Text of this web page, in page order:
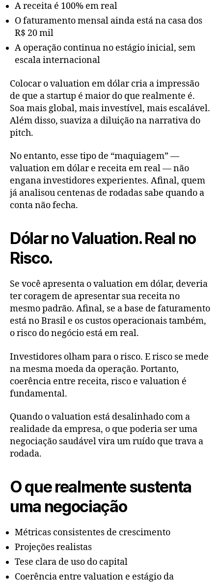
A receita é 100% em real
O faturamento mensal ainda está na casa dos
R$ 20 mil
A operação continua no estágio inicial, sem
escala internacional
Colocar o valuation em dólar cria a impressão
de que a startup é maior do que realmente é.
Soa mais global, mais investível, mais escalável.
Além disso, suaviza a diluição na narrativa do
pitch.
No entanto, esse tipo de “maquiagem” —
valuation em dólar e receita em real — não
engana investidores experientes. Afinal, quem
já analisou centenas de rodadas sabe quando a
conta não fecha.
Dólar no Valuation. Real no
Risco.
Se você apresenta o valuation em dólar, deveria
ter coragem de apresentar sua receita no
mesmo padrão. Afinal, se a base de faturamento
está no Brasil e os custos operacionais também,
o risco do negócio está em real.
Investidores olham para o risco. E risco se mede
na mesma moeda da operação. Portanto,
coerência entre receita, risco e valuation é
fundamental.
Quando o valuation está desalinhado com a
realidade da empresa, o que poderia ser uma
negociação saudável vira um ruído que trava a
rodada.
O que realmente sustenta
uma negociação
Métricas consistentes de crescimento
Projeções realistas
Tese clara de uso do capital
Coerência entre valuation e estágio da